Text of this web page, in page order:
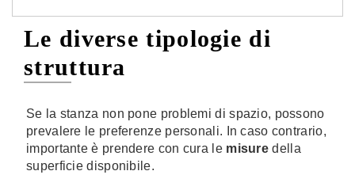
Le diverse tipologie di
struttura
Se la stanza non pone problemi di spazio, possono
prevalere le preferenze personali. In caso contrario,
importante è prendere con cura le misure della
superficie disponibile.